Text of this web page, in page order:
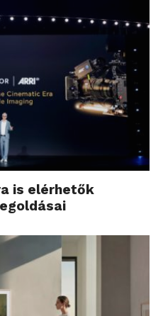
is elérhetők